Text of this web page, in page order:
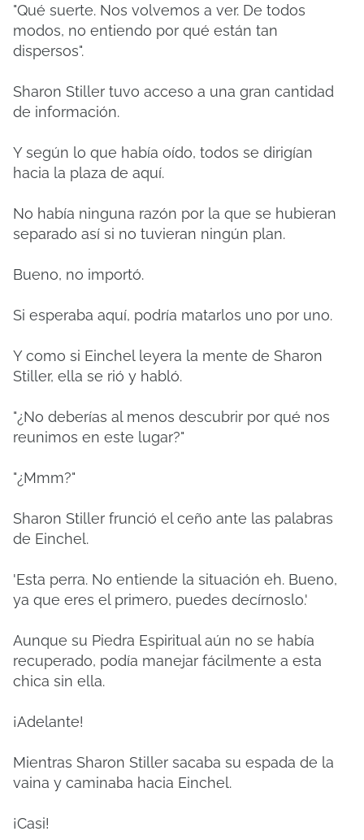
"Qué suerte. Nos volvemos a ver. De todos
modos, no entiendo por qué están tan
dispersos".
Sharon Stiller tuvo acceso a una gran cantidad
de información.
Y según lo que había oído, todos se dirigían
hacia la plaza de aquí.
No había ninguna razón por la que se hubieran
separado así si no tuvieran ningún plan.
Bueno, no importó.
Si esperaba aquí, podría matarlos uno por uno.
Y como si Einchel leyera la mente de Sharon
Stiller, ella se rió y habló.
"¿No deberías al menos descubrir por qué nos
reunimos en este lugar?"
"¿Mmm?"
Sharon Stiller frunció el ceño ante las palabras
de Einchel.
'Esta perra. No entiende la situación eh. Bueno,
ya que eres el primero, puedes decírnoslo.'
Aunque su Piedra Espiritual aún no se había
recuperado, podía manejar fácilmente a esta
chica sin ella.
¡Adelante!
Mientras Sharon Stiller sacaba su espada de la
vaina y caminaba hacia Einchel.
¡Casi!